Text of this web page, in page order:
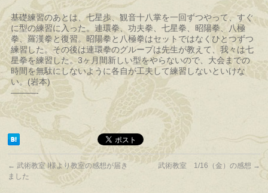
基礎練習のあとは、七星歩、観音十八掌を一回ずつやって、すぐ
に型の練習に入った。連環拳、功夫拳、七星拳、昭陽拳、八極
拳、羅漢拳と復習。昭陽拳と八極拳はセットではなくひとつずつ
練習した。その後は連環拳のグループは先生が教えて、我々は七
星拳を練習した。3ヶ月間新しい型をやらないので、大会までの
時間を無駄にしないように各自が工夫して練習しないといけな
い。(岩本)
———-
← 武術教室 I様より教室の感想が届き
ました
武術教室 1/16（金）の感想 →